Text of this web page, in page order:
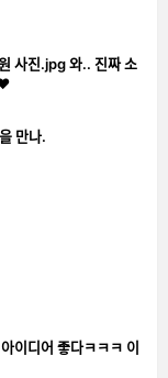
사진.jpg 와.. 진짜 소
❤️
만나.
좋다ㅋㅋㅋ 이